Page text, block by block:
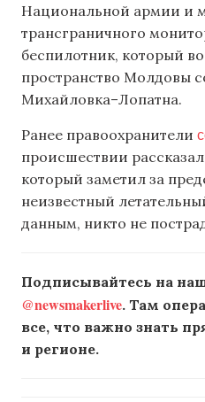
Национальной армии и
трансграничного
беспилотник, который
пространство Молдовы
Михайловка–Лопатна.
Ранее правоохранители
происшествии
который заметил за
неизвестный
данным, никто не
Подписывайтесь на
@newsmakerlive. Там
все, что важно знать
и регионе.